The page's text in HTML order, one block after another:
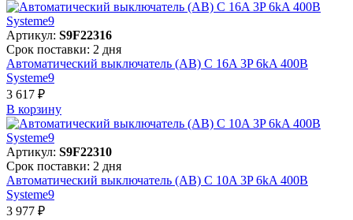
Артикул: S9F22316
Срок поставки: 2 дня
Автоматический выключатель (АВ) C 16A 3P 6kA 400В
Systeme9
3 617 ₽
В корзинy
Артикул: S9F22310
Срок поставки: 2 дня
Автоматический выключатель (АВ) C 10A 3P 6kA 400В
Systeme9
3 977 ₽